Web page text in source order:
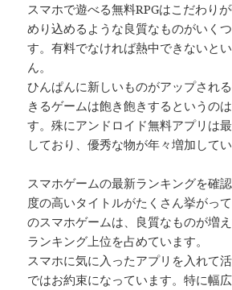
スマホで遊べる無料RPGはこだわり
めり込めるような良質なものがいく
す。有料でなければ熱中できないと
ん。
ひんぱんに新しいものがアップされ
きるゲームは飽き飽きするというの
す。殊にアンドロイド無料アプリは
しており、優秀な物が年々増加してい
スマホゲームの最新ランキングを確
度の高いタイトルがたくさん挙がっ
のスマホゲームは、良質なものが増
ランキング上位を占めています。
スマホに気に入ったアプリを入れて
ではお約束になっています。特に幅